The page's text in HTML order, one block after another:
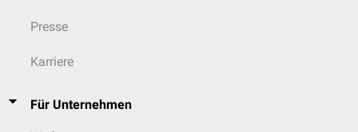
Presse
Karriere
Für Unternehmen